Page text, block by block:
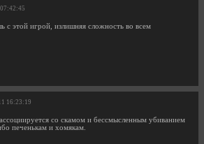
07:42:45
с этой игрой, излишняя сложность во всем
16:23:19
со скамом и бессмысленным убиванием
печенькам и хомякам.